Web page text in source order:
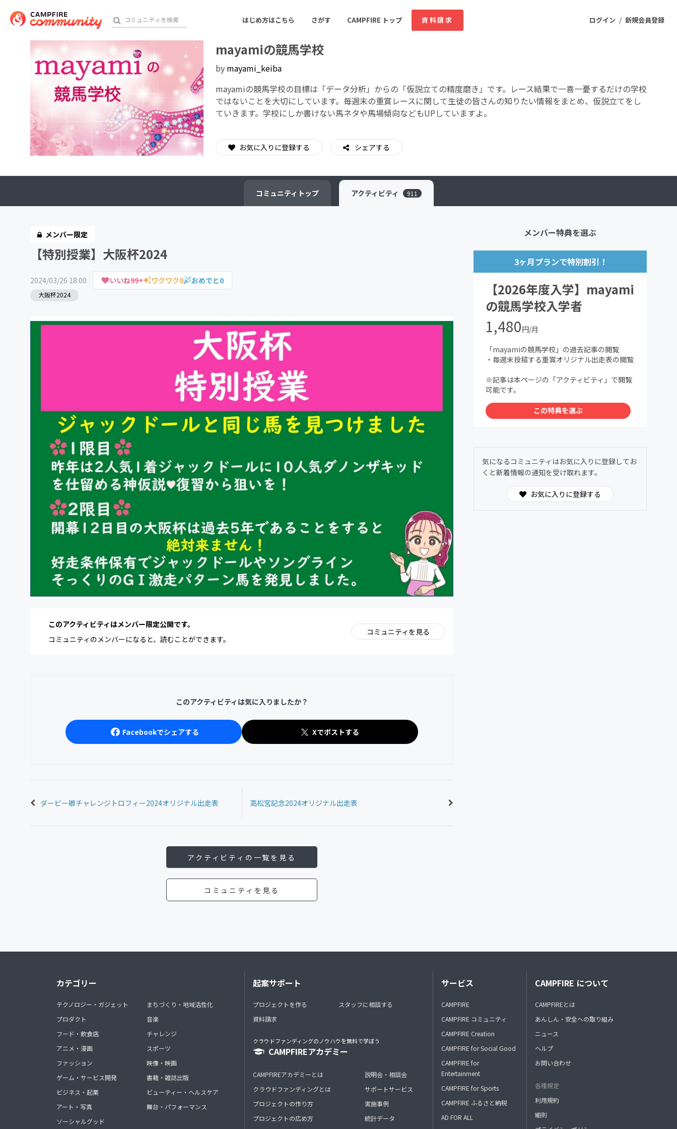
ログイン / 新規会員登録
はじめ方はこちら さがす CAMPFIRE トップ 資料請求
おすすめのコミュニティ 人気のコミュニティ 新着のコミュニティ
アート・写真
テクノロジー・ガジェット
ゲーム・サービス開発 フード・飲食店
ビューティー・ヘルスケア
チャレンジ
mayamiの競馬学校
by mayami_keiba
mayamiの競馬学校の目標は「データ分析」からの「仮説立ての精度磨き」です。レース結果で一喜一憂するだけの学校
ではないことを大切にしています。毎週末の重賞レースに関して生徒の皆さんの知りたい情報をまとめ、仮説立てをし
ていきます。学校にしか書けない馬ネタや馬場傾向などもUPしていますよ。
お気に入りに登録する シェアする
コミュニティ トップ アクティビティ 911
メンバー限定
【特別授業】大阪杯2024
2024/03/26 18:00 いいね99+ ワクワク0 おめでと0
大阪杯2024
このアクティビティはメンバー限定公開です。
コミュニティのメンバーになると、読むことができます。
コミュニティを見る
このアクティビティは気に入りましたか？
Facebookでシェアする Xでポストする
ダービー卿チャレンジトロフィー2024オリジナル出走表 高松宮記念2024オリジナル出走表
アクティビティの一覧を見る
コミュニティを見る
メンバー特典を選ぶ
3ヶ月プランで特別割引！
【2026年度入学】mayami
の競馬学校入学者
1,480円/月
「mayamiの競馬学校」の過去記事の閲覧
・毎週末投稿する重賞オリジナル出走表の閲覧
※記事は本ページの「アクティビティ」で閲覧
可能です。
この特典を選ぶ
気になるコミュニティはお気に入りに登録してお
くと新着情報の通知を受け取れます。
お気に入りに登録する
カテゴリー
テクノロジー・ガジェット
プロダクト
フード・飲食店
アニメ・漫画
ファッション
ゲーム・サービス開発
ビジネス・起業
アート・写真
ソーシャルグッド
まちづくり・地域活性化
音楽
チャレンジ
スポーツ
映像・映画
書籍・雑誌出版
ビューティー・ヘルスケア
舞台・パフォーマンス
起案サポート
プロジェクトを作る
資料請求
スタッフに相談する
クラウドファンディングのノウハウを無料で学ぼう
CAMPFIREアカデミー
CAMPFIREアカデミーとは
クラウドファンディングとは
プロジェクトの作り方
プロジェクトの広め方
説明会・相談会
サポートサービス
実施事例
統計データ
サービス
CAMPFIRE
CAMPFIRE コミュニティ
CAMPFIRE Creation
CAMPFIRE for Social Good
CAMPFIRE for
Entertainment
CAMPFIRE for Sports
CAMPFIRE ふるさと納税
AD FOR ALL
CAMPFIRE について
CAMPFIREとは
あんしん・安全への取り組み
ニュース
ヘルプ
お問い合わせ
各種規定
利用規約
細則